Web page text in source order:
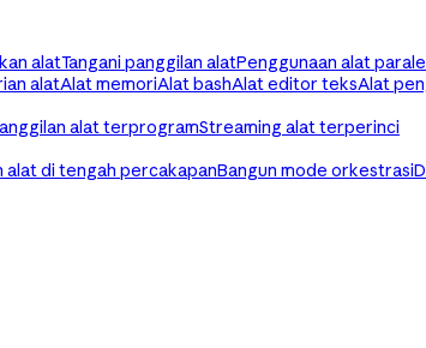
alatTangani panggilan alatPenggunaan alat
alatAlat memoriAlat bashAlat editor teksAlat
alat terprogramStreaming alat terperinci
alat di tengah percakapanBangun mode orkestrasi